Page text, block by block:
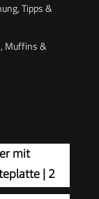
Tipps &
Muffins &
mit
| 2
| Pizza-